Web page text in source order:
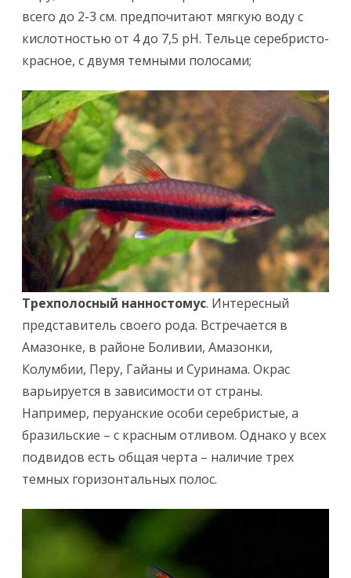
всего до 2-3 см. предпочитают мягкую воду с
кислотностью от 4 до 7,5 pH. Тельце серебристо-
красное, с двумя темными полосами;
Трехполосный нанностомус. Интересный
представитель своего рода. Встречается в
Амазонке, в районе Боливии, Амазонки,
Колумбии, Перу, Гайаны и Суринама. Окрас
варьируется в зависимости от страны.
Например, перуанские особи серебристые, а
бразильские – с красным отливом. Однако у всех
подвидов есть общая черта – наличие трех
темных горизонтальных полос.